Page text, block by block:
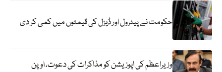
حکومت نے پیٹرول اور ڈیزل کی قیمتوں میں کمی کر دی
وزیراعظم کی اپوزیشن کو مذاکرات کی دعوت، اوپن